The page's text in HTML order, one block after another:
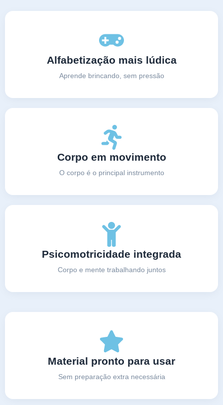
Alfabetização mais lúdica
Aprende brincando, sem pressão
Corpo em movimento
O corpo é o principal instrumento
Psicomotricidade integrada
Corpo e mente trabalhando juntos
Material pronto para usar
Sem preparação extra necessária